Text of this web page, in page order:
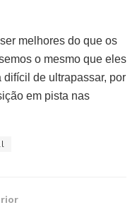
melhores do que os
o mesmo que eles
de ultrapassar, por
em pista nas